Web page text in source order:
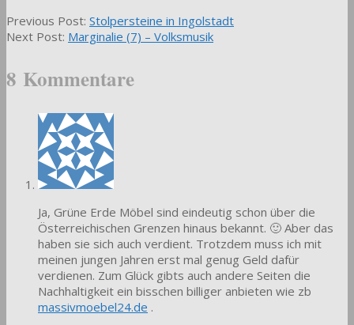
2013-
02-
Previous Post: Stolpersteine in Ingolstadt
Next Post: Marginalie (7) – Volksmusik
8 Kommentare
Ja, Grüne Erde Möbel sind eindeutig schon über die
Österreichischen Grenzen hinaus bekannt. 🙂 Aber das
haben sie sich auch verdient. Trotzdem muss ich mit
meinen jungen Jahren erst mal genug Geld dafür
verdienen. Zum Glück gibts auch andere Seiten die
Nachhaltigkeit ein bisschen billiger anbieten wie zb
massivmoebel24.de .